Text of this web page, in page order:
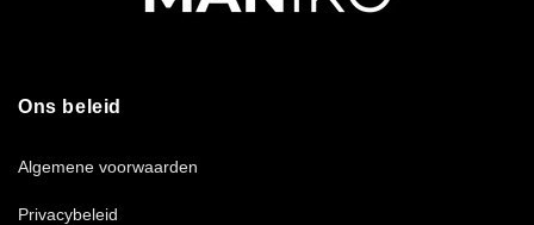
Ons beleid
Algemene voorwaarden
Privacybeleid